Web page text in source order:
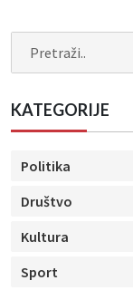
KATEGORIJE
Politika
Društvo
Kultura
Sport